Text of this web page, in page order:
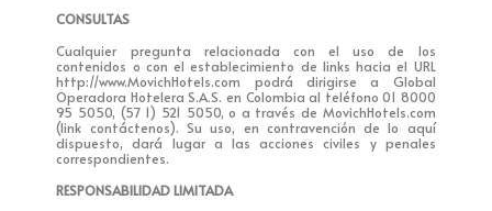
CONSULTAS
Cualquier pregunta relacionada con el uso de los
contenidos o con el establecimiento de links hacia el URL
http://www.MovichHotels.com podrá dirigirse a Global
Operadora Hotelera S.A.S. en Colombia al teléfono 01 8000
95 5050, (57 1) 521 5050, o a través de MovichHotels.com
(link contáctenos). Su uso, en contravención de lo aquí
dispuesto, dará lugar a las acciones civiles y penales
correspondientes.
RESPONSABILIDAD LIMITADA